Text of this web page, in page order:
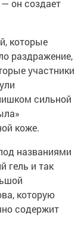
— он создает
которые
раздражение,
участники
сильной
коже.
названиями
гель и так
которую
содержит